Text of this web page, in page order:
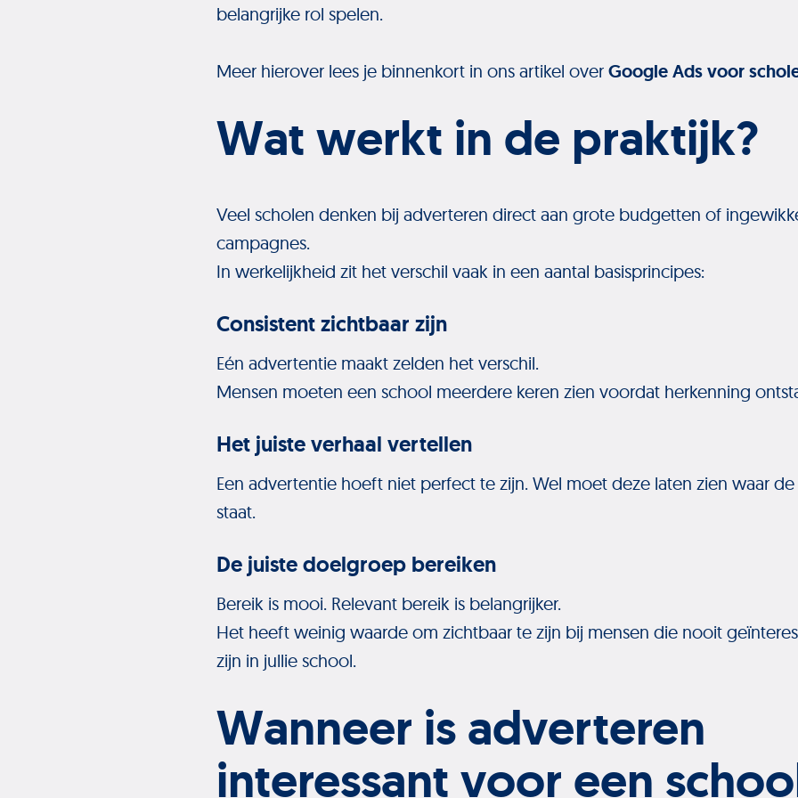
belangrijke rol spelen.
Meer hierover lees je binnenkort in ons artikel over Google Ads voor
Wat werkt in de praktijk?
Veel scholen denken bij adverteren direct aan grote budgetten of
campagnes.
In werkelijkheid zit het verschil vaak in een aantal basisprincipes:
Consistent zichtbaar zijn
Eén advertentie maakt zelden het verschil.
Mensen moeten een school meerdere keren zien voordat herkenning
Het juiste verhaal vertellen
Een advertentie hoeft niet perfect te zijn. Wel moet deze laten zien waar
staat.
De juiste doelgroep bereiken
Bereik is mooi. Relevant bereik is belangrijker.
Het heeft weinig waarde om zichtbaar te zijn bij mensen die nooit
zijn in jullie school.
Wanneer is adverteren
interessant voor een